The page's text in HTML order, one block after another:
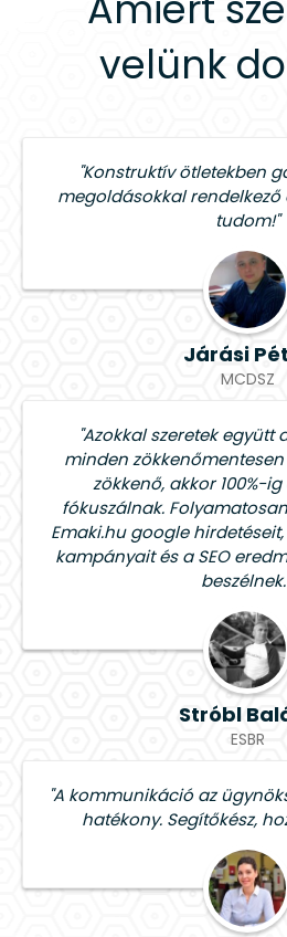
velünk
"Konstruktív ötletekben
megoldásokkal
tudom!"
Járási
MCDSZ
"Azokkal szeretek együtt
minden
zökkenő, akkor 100%-
fókuszálnak.
Emaki.hu google
kampányait és a SEO
Stróbl
ESBR
"A kommunikáció az
hatékony. Segítőkész,